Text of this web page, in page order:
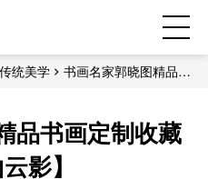
传统美学
书画名家郭晓图精品书
品书画定制收藏
影】